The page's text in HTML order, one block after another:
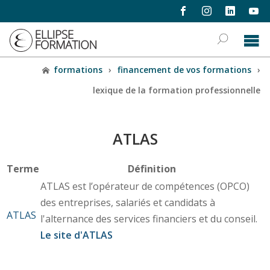
formations › financement de vos formations ›
lexique de la formation professionnelle
ATLAS
Terme Définition
ATLAS
ATLAS est l’opérateur de compétences (OPCO)
des entreprises, salariés et candidats à
l'alternance des services financiers et du conseil.
Le site d'ATLAS